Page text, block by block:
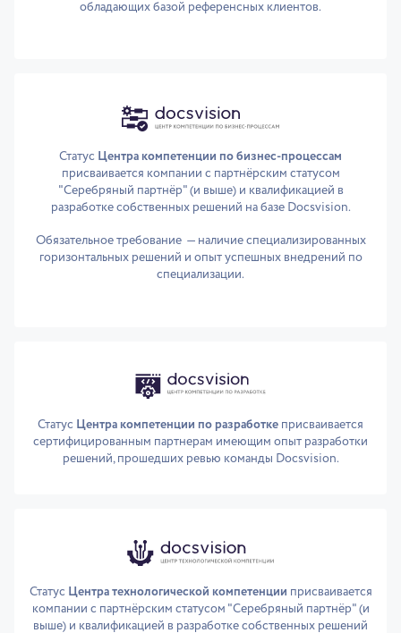
обладающих базой референсных клиентов.
Статус Центра компетенции по бизнес-процессам
присваивается компании с партнёрским статусом
"Серебряный партнёр" (и выше) и квалификацией в
разработке собственных решений на базе Docsvision.
Обязательное требование — наличие специализированных
горизонтальных решений и опыт успешных внедрений по
специализации.
Статус Центра компетенции по разработке присваивается
сертифицированным партнерам имеющим опыт разработки
решений, прошедших ревью команды Docsvision.
Статус Центра технологической компетенции присваивается
компании с партнёрским статусом "Серебряный партнёр" (и
выше) и квалификацией в разработке собственных решений